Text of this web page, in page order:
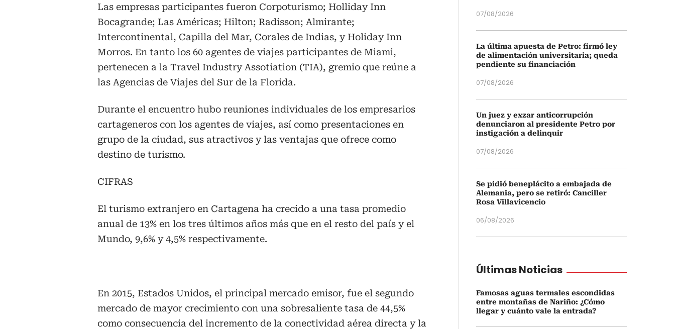
Las empresas participantes fueron Corpoturismo; Holliday Inn
Bocagrande; Las Américas; Hilton; Radisson; Almirante;
Intercontinental, Capilla del Mar, Corales de Indias, y Holiday Inn
Morros. En tanto los 60 agentes de viajes participantes de Miami,
pertenecen a la Travel Industry Assotiation (TIA), gremio que reúne a
las Agencias de Viajes del Sur de la Florida.
Durante el encuentro hubo reuniones individuales de los empresarios
cartageneros con los agentes de viajes, así como presentaciones en
grupo de la ciudad, sus atractivos y las ventajas que ofrece como
destino de turismo.
CIFRAS
El turismo extranjero en Cartagena ha crecido a una tasa promedio
anual de 13% en los tres últimos años más que en el resto del país y el
Mundo, 9,6% y 4,5% respectivamente.
En 2015, Estados Unidos, el principal mercado emisor, fue el segundo
mercado de mayor crecimiento con una sobresaliente tasa de 44,5%
como consecuencia del incremento de la conectividad aérea directa y la
07/08/2026
La última apuesta de Petro: firmó ley
de alimentación universitaria; queda
pendiente su financiación
07/08/2026
Un juez y exzar anticorrupción
denunciaron al presidente Petro por
instigación a delinquir
07/08/2026
Se pidió beneplácito a embajada de
Alemania, pero se retiró: Canciller
Rosa Villavicencio
06/08/2026
Últimas Noticias
Famosas aguas termales escondidas
entre montañas de Nariño: ¿Cómo
llegar y cuánto vale la entrada?